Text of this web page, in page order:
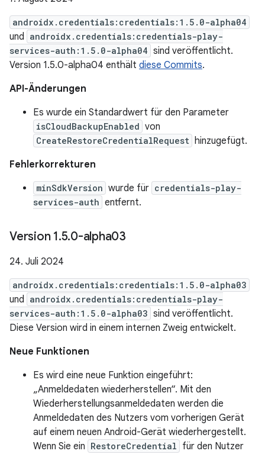
androidx.credentials:credentials:1.5.0-alpha04
und androidx.credentials:credentials-play-
services-auth:1.5.0-alpha04 sind veröffentlicht.
Version 1.5.0-alpha04 enthält diese Commits.
API-Änderungen
Es wurde ein Standardwert für den Parameter
isCloudBackupEnabled von
CreateRestoreCredentialRequest hinzugefügt.
Fehlerkorrekturen
minSdkVersion wurde für credentials-play-
services-auth entfernt.
Version 1.5.0-alpha03
24. Juli 2024
androidx.credentials:credentials:1.5.0-alpha03
und androidx.credentials:credentials-play-
services-auth:1.5.0-alpha03 sind veröffentlicht.
Diese Version wird in einem internen Zweig entwickelt.
Neue Funktionen
Es wird eine neue Funktion eingeführt:
„Anmeldedaten wiederherstellen“. Mit den
Wiederherstellungsanmeldedaten werden die
Anmeldedaten des Nutzers vom vorherigen Gerät
auf einem neuen Android-Gerät wiederhergestellt.
Wenn Sie ein RestoreCredential für den Nutzer